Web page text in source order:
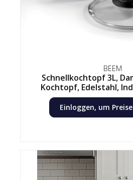
BEEM
Schnellkochtopf 3L,
Kochtopf, Edelstahl,
Einloggen, um